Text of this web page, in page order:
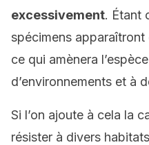
excessivement. Étant
spécimens apparaîtront
ce qui amènera
d’environnements et à
Si l’on ajoute à cela la
résister à divers